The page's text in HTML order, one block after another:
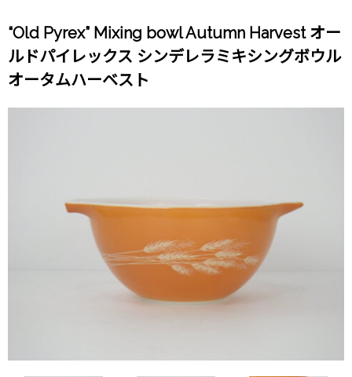
“Old Pyrex” Mixing bowl Autumn Harvest オー
ルドパイレックス シンデレラミキシングボウル
オータムハーベスト